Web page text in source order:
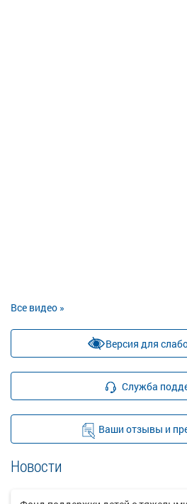
Все видео »
Версия для
Служба
Ваши отзывы и
Новости